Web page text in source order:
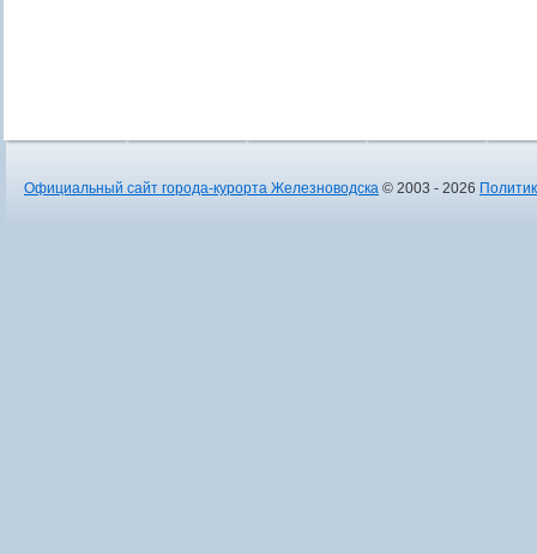
Официальный сайт города-курорта Железноводска © 2003 - 2026